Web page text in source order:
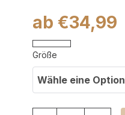
ab €34,99
Größe
Wähle eine Option